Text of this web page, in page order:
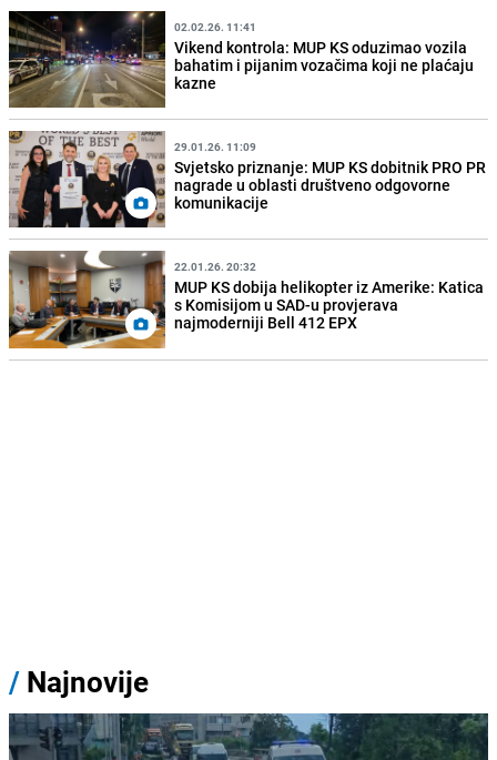
02.02.26. 11:41
Vikend kontrola: MUP KS oduzimao vozila
bahatim i pijanim vozačima koji ne plaćaju
kazne
29.01.26. 11:09
Svjetsko priznanje: MUP KS dobitnik PRO PR
nagrade u oblasti društveno odgovorne
komunikacije
22.01.26. 20:32
MUP KS dobija helikopter iz Amerike: Katica
s Komisijom u SAD-u provjerava
najmoderniji Bell 412 EPX
/ Najnovije